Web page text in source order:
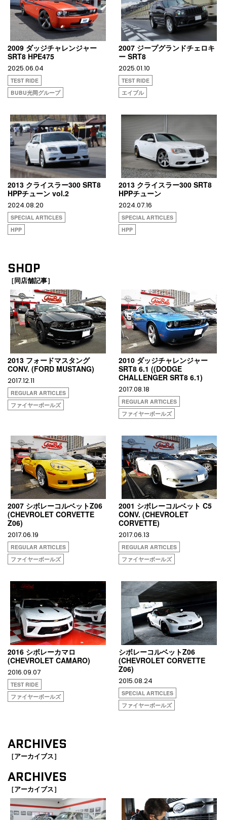
2009 ダッジチャレンジャー
SRT8 HPE475
2025.06.04
TEST RIDE
BUBU光岡グループ
2007 ジープグランドチェロキ
ー SRT8
2025.01.10
TEST RIDE
エイブル
2013 クライスラー300 SRT8
HPPチューン vol.2
2024.08.20
SPECIAL ARTICLES
HPP
2013 クライスラー300 SRT8
HPPチューン
2024.07.16
SPECIAL ARTICLES
HPP
SHOP
［同店舗記事］
2013 フォードマスタング
CONV. (FORD MUSTANG)
2017.12.11
REGULAR ARTICLES
ファイヤーボールズ
2010 ダッジチャレンジャー
SRT8 6.1 ((DODGE
CHALLENGER SRT8 6.1)
2017.08.18
REGULAR ARTICLES
ファイヤーボールズ
2007 シボレーコルベットZ06
(CHEVROLET CORVETTE
Z06)
2017.06.19
REGULAR ARTICLES
ファイヤーボールズ
2001 シボレーコルベット C5
CONV. (CHEVROLET
CORVETTE)
2017.06.13
REGULAR ARTICLES
ファイヤーボールズ
2016 シボレーカマロ
(CHEVROLET CAMARO)
2016.09.07
TEST RIDE
ファイヤーボールズ
シボレーコルベットZ06
(CHEVROLET CORVETTE
Z06)
2015.08.24
SPECIAL ARTICLES
ファイヤーボールズ
ARCHIVES
［アーカイブス］
ARCHIVES
［アーカイブス］